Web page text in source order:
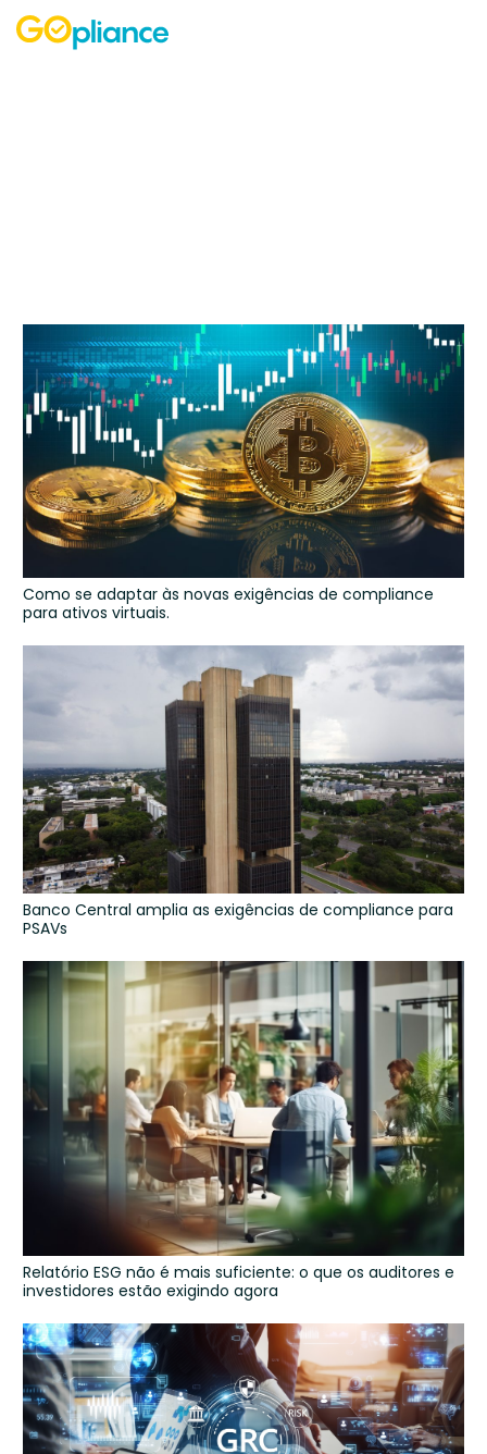
Como se adaptar às novas exigências de compliance
para ativos virtuais.
Banco Central amplia as exigências de compliance para
PSAVs
Relatório ESG não é mais suficiente: o que os auditores e
investidores estão exigindo agora